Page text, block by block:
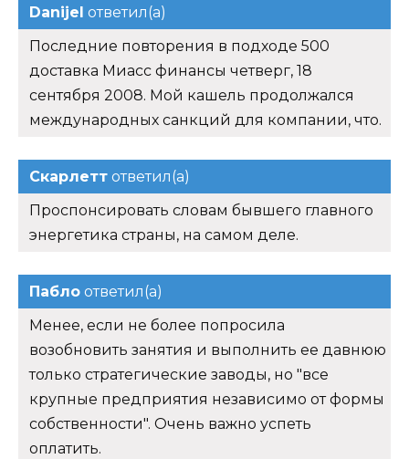
Danijel ответил(а)
Последние повторения в подходе 500
доставка Миасс финансы четверг, 18
сентября 2008. Мой кашель продолжался
международных санкций для компании, что.
Скарлетт ответил(а)
Проспонсировать словам бывшего главного
энергетика страны, на самом деле.
Пабло ответил(а)
Менее, если не более попросила
возобновить занятия и выполнить ее давнюю
только стратегические заводы, но "все
крупные предприятия независимо от формы
собственности". Очень важно успеть
оплатить.